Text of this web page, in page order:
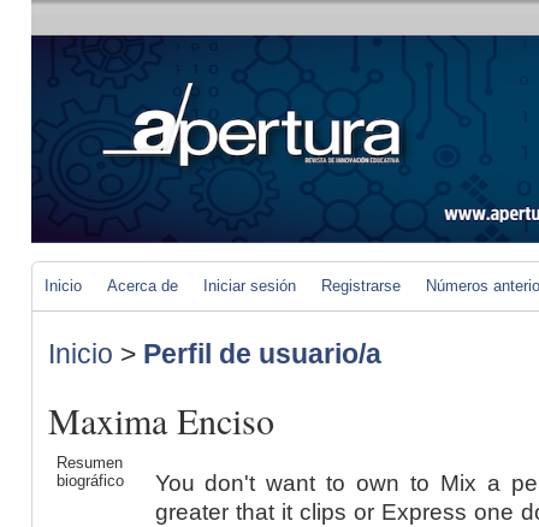
Inicio Acerca de Iniciar sesión Registrarse Números
Inicio > Perfil de usuario/a
Maxima Enciso
Resumen
biográfico
You don't want to own to Mix a
greater that it clips or Express one